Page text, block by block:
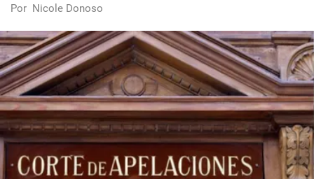
Por Nicole Donoso